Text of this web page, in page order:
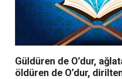
Güldüren de O’dur,
öldüren de O’dur,